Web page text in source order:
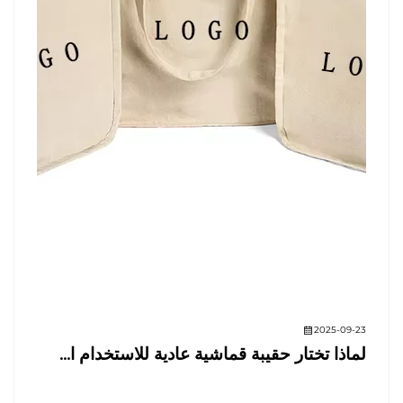
2025-09-23
لماذا تختار حقيبة قماشية عادية للاستخدام ا...